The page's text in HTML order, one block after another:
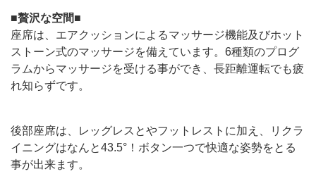
■贅沢な空間■
座席は、エアクッションによるマッサージ機能及びホット
ストーン式のマッサージを備えています。6種類のプログ
ラムからマッサージを受ける事ができ、長距離運転でも疲
れ知らずです。
後部座席は、レッグレスとやフットレストに加え、リクラ
イニングはなんと43.5°！ボタン一つで快適な姿勢をとる
事が出来ます。